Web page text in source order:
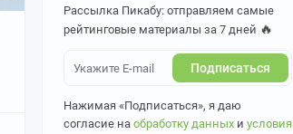
Рассылка Пикабу: отправляем самые
рейтинговые материалы за 7 дней 🔥
Подписаться
Нажимая «Подписаться», я даю
согласие на обработку данных и условия